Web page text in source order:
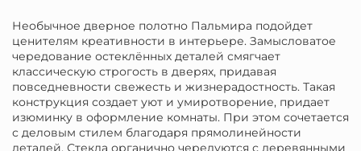
Необычное дверное полотно Пальмира подойдет
ценителям креативности в интерьере. Замысловатое
чередование остеклённых деталей смягчает
классическую строгость в дверях, придавая
повседневности свежесть и жизнерадостность. Такая
конструкция создает уют и умиротворение, придает
изюминку в оформление комнаты. При этом сочетается
с деловым стилем благодаря прямолинейности
деталей. Стекла органично чередуются с деревянными